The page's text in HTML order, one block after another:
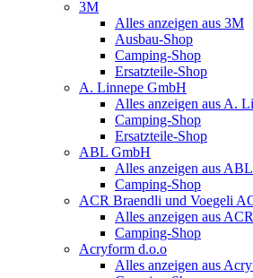
3M
Alles anzeigen aus 3M
Ausbau-Shop
Camping-Shop
Ersatzteile-Shop
A. Linnepe GmbH
Alles anzeigen aus A.
Camping-Shop
Ersatzteile-Shop
ABL GmbH
Alles anzeigen aus
Camping-Shop
ACR Braendli und Voegeli
Alles anzeigen aus
Camping-Shop
Acryform d.o.o
Alles anzeigen aus